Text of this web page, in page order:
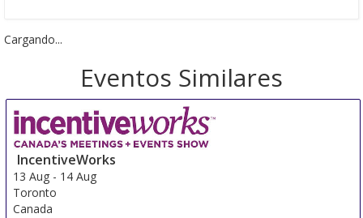
Cargando...
Eventos Similares
IncentiveWorks
13 Aug - 14 Aug
Toronto
Canada